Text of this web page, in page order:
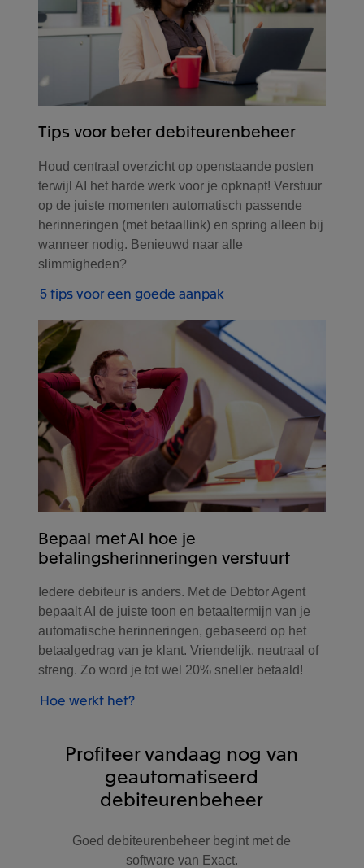
Tips voor beter debiteurenbeheer
Houd centraal overzicht op openstaande posten
terwijl AI het harde werk voor je opknapt! Verstuur
op de juiste momenten automatisch passende
herinneringen (met betaallink) en spring alleen bij
wanneer nodig. Benieuwd naar alle
slimmigheden?
5 tips voor een goede aanpak
Bepaal met AI hoe je
betalingsherinneringen verstuurt
Iedere debiteur is anders. Met de Debtor Agent
bepaalt AI de juiste toon en betaaltermijn van je
automatische herinneringen, gebaseerd op het
betaalgedrag van je klant. Vriendelijk. neutraal of
streng. Zo word je tot wel 20% sneller betaald!
Hoe werkt het?
Profiteer vandaag nog van
geautomatiseerd
debiteurenbeheer
Goed debiteurenbeheer begint met de
software van Exact.